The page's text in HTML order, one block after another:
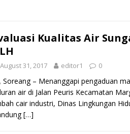
Kualitas Air
August 31, 2017 editor1 0
Soreang – Menanggapi pengaduan
air di Jalan Peuris Kecamatan
cair industri, Dinas Lingkungan
[…]